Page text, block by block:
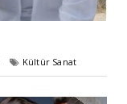
Kültür Sanat